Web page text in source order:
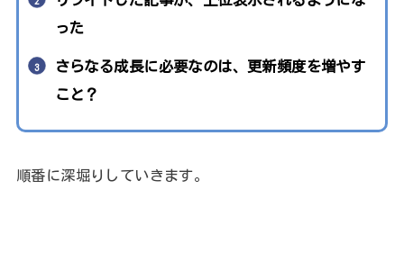
った
さらなる成長に必要なのは、更新頻度を増やす
こと？
順番に深堀りしていきます。